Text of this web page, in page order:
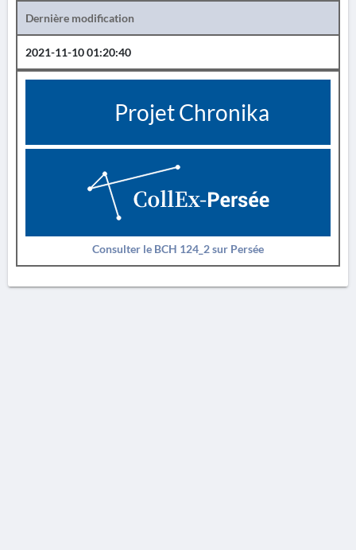
Dernière modification
2021-11-10 01:20:40
Projet Chronika
Consulter le BCH 124_2 sur Persée